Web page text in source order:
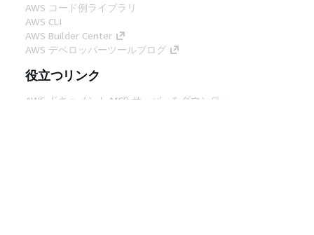
AWS コード例ライブラリ
AWS CLI
AWS Builder Center
AWS デベロッパーツールブログ
役立つリンク
AWS ドキュメント MCP サーバーをダウンロー